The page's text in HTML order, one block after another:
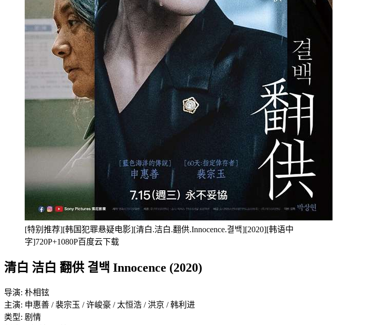
[特别推荐][韩国犯罪悬疑电影][清白.洁白.翻供.Innocence.결백][2020][韩语中
字]720P+1080P百度云下载
清白 洁白 翻供 결백 Innocence (2020)
导演: 朴相铉
主演: 申惠善 / 裴宗玉 / 许峻豪 / 太恒浩 / 洪京 / 韩利进
类型: 剧情